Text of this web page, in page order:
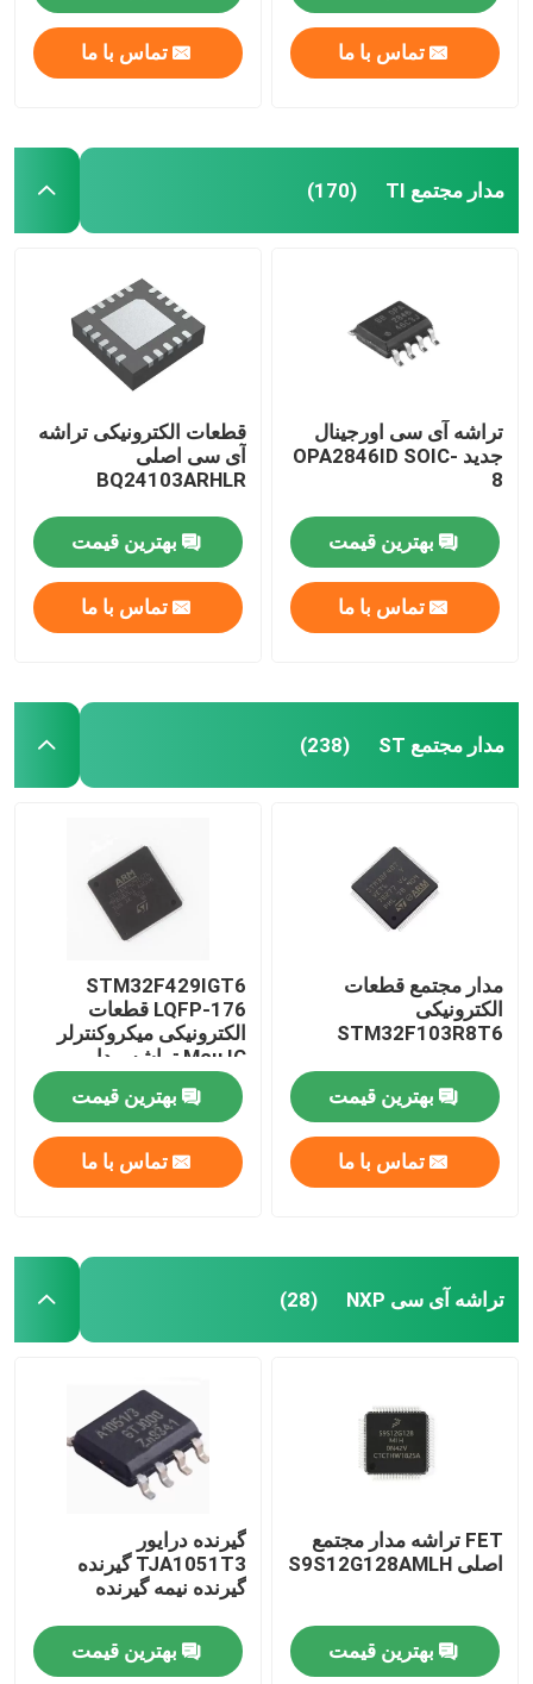
تماس با ما تماس با ما
مدار مجتمع TI (170)
تراشه آی سی اورجینال
جدید OPA2846ID SOIC-
8
بهترین قیمت
تماس با ما
قطعات الکترونیکی تراشه
آی سی اصلی
BQ24103ARHLR
بهترین قیمت
تماس با ما
مدار مجتمع ST (238)
مدار مجتمع قطعات
الکترونیکی
STM32F103R8T6
بهترین قیمت
تماس با ما
STM32F429IGT6
LQFP-176 قطعات
الکترونیکی میکروکنترلر
Mcu IC تراشه مدار
مجتمع
بهترین قیمت
تماس با ما
تراشه آی سی NXP (28)
FET تراشه مدار مجتمع
اصلی S9S12G128AMLH
بهترین قیمت
گیرنده درایور
TJA1051T3 گیرنده
گیرنده نیمه گیرنده
بهترین قیمت